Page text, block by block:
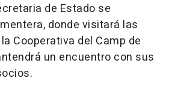
de Estado se
donde visitará las
Cooperativa del Camp de
un encuentro con sus